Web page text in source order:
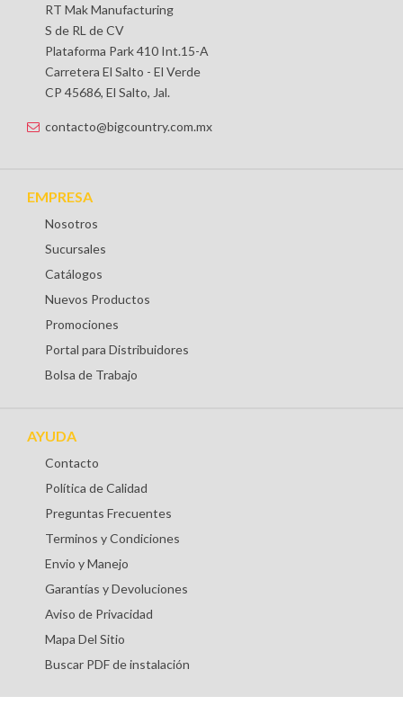
RT Mak Manufacturing
S de RL de CV
Plataforma Park 410 Int.15-A
Carretera El Salto - El Verde
CP 45686, El Salto, Jal.
contacto@bigcountry.com.mx
EMPRESA
Nosotros
Sucursales
Catálogos
Nuevos Productos
Promociones
Portal para Distribuidores
Bolsa de Trabajo
AYUDA
Contacto
Política de Calidad
Preguntas Frecuentes
Terminos y Condiciones
Envio y Manejo
Garantías y Devoluciones
Aviso de Privacidad
Mapa Del Sitio
Buscar PDF de instalación